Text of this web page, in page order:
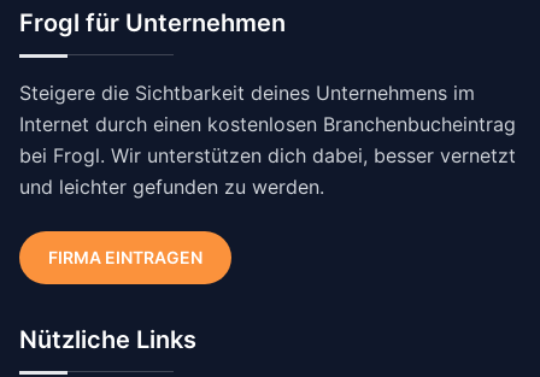
Frogl für Unternehmen
Steigere die Sichtbarkeit deines Unternehmens im
Internet durch einen kostenlosen Branchenbucheintrag
bei Frogl. Wir unterstützen dich dabei, besser vernetzt
und leichter gefunden zu werden.
FIRMA EINTRAGEN
Nützliche Links